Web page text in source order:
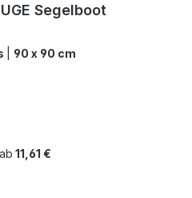
Segelboot
90 x 90 cm
11,61 €